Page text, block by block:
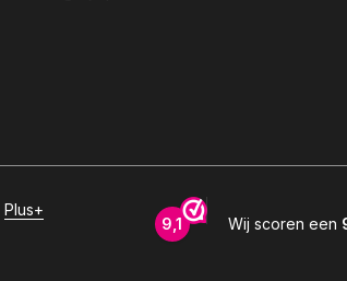
Plus+
9,1 Wij scoren een